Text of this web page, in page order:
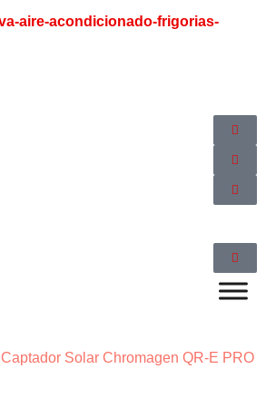
Captador Solar Chromagen QR-E PRO